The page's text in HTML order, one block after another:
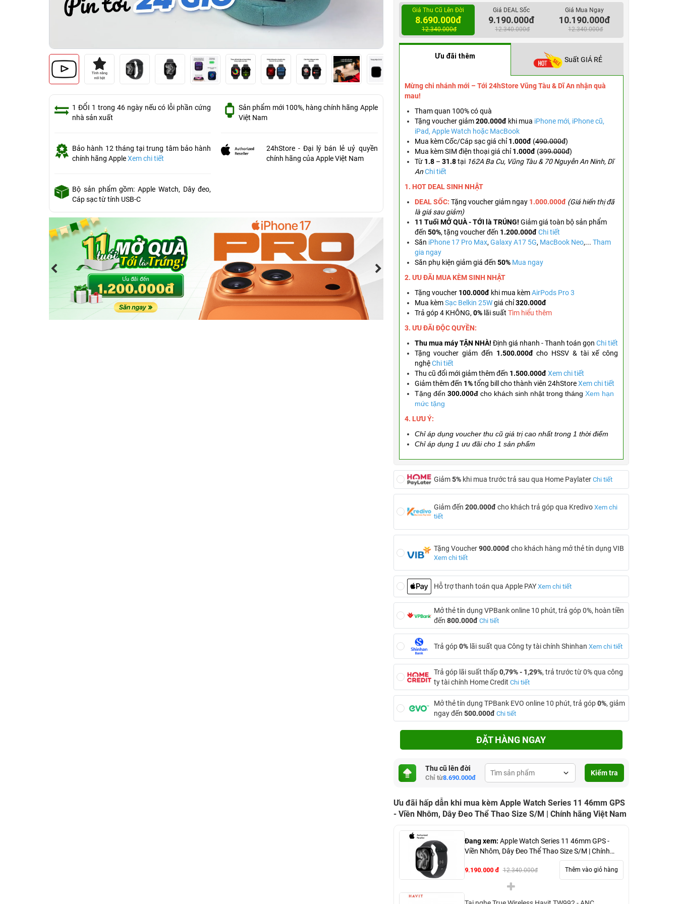
lần so với Series 10, sẵn sàng cho mọi hoạt
Chống nước và chống bụi đạt tiêu chuẩn WR
1 ĐỔI 1 trong 46 ngày nếu có lỗi phần cứng
nhà sản xuất
Bảo hành 12 tháng tại trung tâm bảo hành
chính hãng AppleXem chi tiết
Bộ sản phẩm gồm: Apple Watch, Dây đeo,
Cáp sạc từ tính USB-C
Sản phẩm mới 100%, hàng chính hãng Apple
Việt Nam
24hStore - Đại lý bán lẻ uỷ quyền
chính hãng của Apple Việt Nam
Giá Thu Cũ Lên Đời
8.690.000đ
12.340.000đ
Giá DEAL Sốc
9.190.000đ
12.340.000đ
Giá Mua Ngay
10.190.000đ
12.340.000đ
Ưu đãi thêm Suất GIÁ RẺ
Mừng chi nhánh mới – Tới 24hStore Vũng Tàu & Dĩ An nhận quà
mau!
Tham quan 100% có quà
Tặng voucher giảm200.000đ khi mua iPhone mới, iPhone cũ,
iPad, Apple Watch hoặc MacBook
Mua kèm Cốc/Cáp sạc giá chỉ1.000đ (490.000đ)
Mua kèm SIM điện thoại giá chỉ1.000đ (399.000đ)
Từ 1.8 – 31.8tại 162A Ba Cu, Vũng Tàu & 70 Nguyễn An Ninh, Dĩ
AnChi tiết
1. HOT DEAL SINH NHẬT
DEAL SỐC: Tặng voucher giảm ngay 1.000.000đ (Giá hiển thị đã
là giá sau giảm)
11 Tuổi MỞ QUÀ - TỚI là TRÚNG! Giảm giá toàn bộ sản phẩm
đến 50%, tặng voucher đến 1.200.000đ Chi tiết
Săn iPhone 17 Pro Max, Galaxy A17 5G, MacBook Neo,... Tham
gia ngay
Săn phụ kiện giảm giá đến 50% Mua ngay
2. ƯU ĐÃI MUA KÈMSINH NHẬT
Tặng voucher 100.000đ khi mua kèm AirPods Pro 3
Mua kèmSạc Belkin 25W giá chỉ320.000đ
Trả góp 4 KHÔNG, 0%lãi suất Tìm hiểu thêm
3. ƯU ĐÃI ĐỘC QUYỀN:
Thu mua máy TẬN NHÀ! Định giá nhanh - Thanh toán gọn Chi tiết
Tặng voucher giảm đến 1.500.000đcho HSSV & tài xế công
nghệ Chi tiết
Thu cũ đổi mới giảm thêm đến 1.500.000đ Xem chi tiết
Giảm thêm đến 1%tổng bill cho thành viên 24hStoreXem chi tiết
Tặng đến 300.000đcho khách sinh nhật trong tháng Xem hạn
mức tặng
4. LƯU Ý:
Chỉ áp dụng voucher thu cũ giá trị cao nhất trong 1 thời điểm
Chỉ áp dụng 1 ưu đãi cho 1 sản phẩm
Giảm5%khi mua trước trả sau qua Home Paylater Chi tiết
Giảm đến 200.000đcho khách trả góp qua Kredivo Xem chi
tiết
Tặng Voucher900.000đcho khách hàng mở thẻ tín dụng VIB
Xem chi tiết
Hỗ trợ thanh toán qua Apple PAY Xem chi tiết
Mở thẻ tín dụng VPBank online 10 phút, trả góp 0%, hoàn tiền
đến 800.000đ Chi tiết
Trả góp0%lãi suất qua Công ty tài chính Shinhan Xem chi tiết
Trả góp lãi suất thấp0,79% - 1,29%, trả trước từ 0% qua công
ty tài chính Home Credit Chi tiết
Mở thẻ tín dụng TPBank EVO online 10 phút, trả góp0%, giảm
ngay đến 500.000đ Chi tiết
ĐẶT HÀNG NGAY
Thu cũ lên đời
Chỉ từ8.690.000đ
Kiểm tra
Ưu đãi hấp dẫn khi mua kèm Apple Watch Series 11 46mm GPS
- Viền Nhôm, Dây Đeo Thể Thao Size S/M | Chính hãng Việt Nam
Đang xem: Apple Watch Series 11 46mm GPS -
Viền Nhôm, Dây Đeo Thể Thao Size S/M | Chính
9.190.000 đ 12.340.000đ Thêm vào giỏ hàng